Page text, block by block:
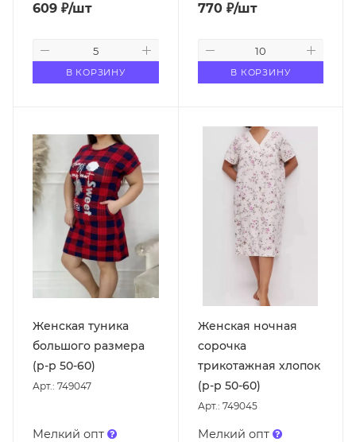
609 ₽/шт
В КОРЗИНУ
770₽/шт
В КОРЗИНУ
Женская туника
большого размера
(р-р 50-60)
Арт.: 749047
Мелкий опт
Женская ночная
сорочка
трикотажная хлопок
(р-р 50-60)
Арт.: 749045
Мелкий опт